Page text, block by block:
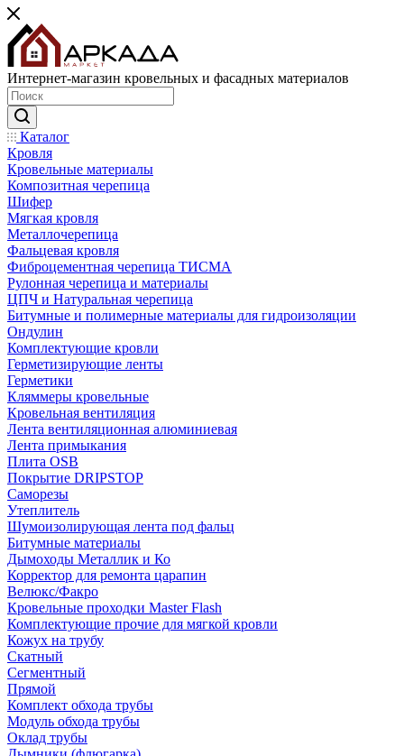
Интернет-магазин кровельных и фасадных материалов
Каталог
Кровля
Кровельные материалы
Композитная черепица
Шифер
Мягкая кровля
Металлочерепица
Фальцевая кровля
Фиброцементная черепица ТИСМА
Рулонная черепица и материалы
ЦПЧ и Натуральная черепица
Битумные и полимерные материалы для гидроизоляции
Ондулин
Комплектующие кровли
Герметизирующие ленты
Герметики
Кляммеры кровельные
Кровельная вентиляция
Лента вентиляционная алюминиевая
Лента примыкания
Плита OSB
Покрытие DRIPSTOP
Саморезы
Утеплитель
Шумоизолирующая лента под фальц
Битумные материалы
Дымоходы Металлик и Ко
Корректор для ремонта царапин
Велюкс/Факро
Кровельные проходки Master Flash
Комплектующие прочие для мягкой кровли
Кожух на трубу
Скатный
Сегментный
Прямой
Комплект обхода трубы
Модуль обхода трубы
Оклад трубы